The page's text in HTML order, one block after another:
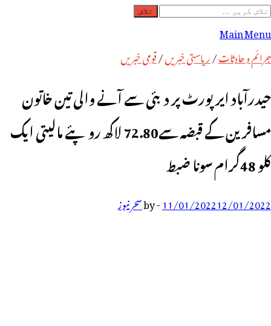
تلاش
کریں
برائے:
Main Menu
جرائم و حادثات/ریاستی خبریں/قومی خبریں
حیدرآباد ایرپورٹ پر دبئی سے آنے والی تین خاتون
مسافرین کے قبضہ سے72.80 لاکھ روپئے مالیتی ایک
کلو 48گرام سونا ضبط
11/01/202212/01/2022
-
byسحر نیوز